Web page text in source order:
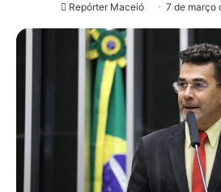
Repórter Maceió 7 de março